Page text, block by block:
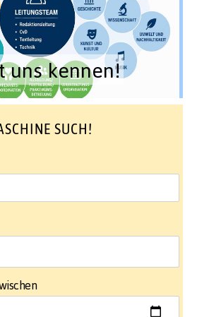
uns kennen!
SUCH!